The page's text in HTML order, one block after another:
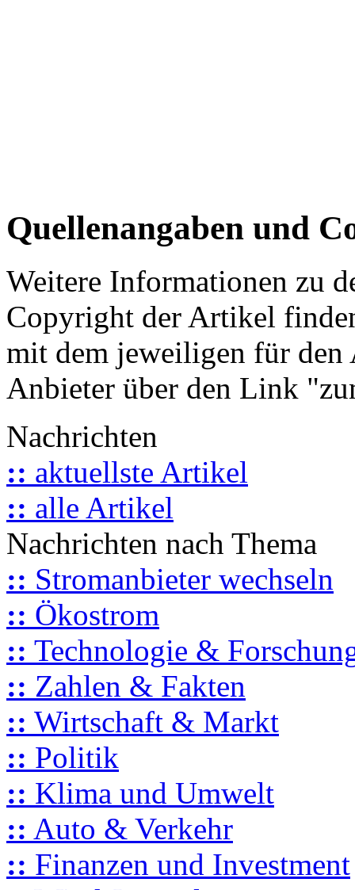
Quellenangaben und
Weitere Informationen zu
Copyright der Artikel
mit dem jeweiligen für
Anbieter über den Link
Nachrichten
:: aktuellste Artikel
:: alle Artikel
Nachrichten nach Thema
:: Stromanbieter wechseln
:: Ökostrom
:: Technologie &
:: Zahlen & Fakten
:: Wirtschaft & Markt
:: Politik
:: Klima und Umwelt
:: Auto & Verkehr
:: Finanzen und Investment